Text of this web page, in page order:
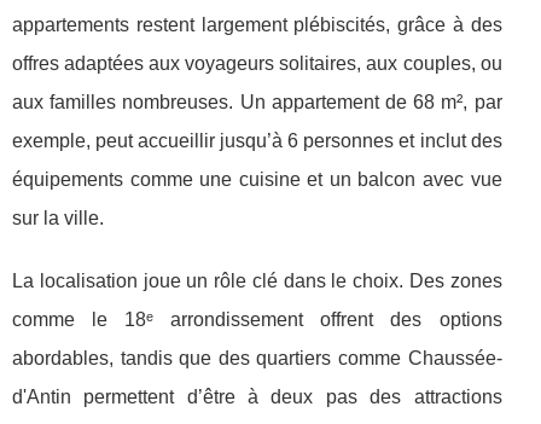
appartements restent largement plébiscités, grâce à des
offres adaptées aux voyageurs solitaires, aux couples, ou
aux familles nombreuses. Un appartement de 68 m², par
exemple, peut accueillir jusqu’à 6 personnes et inclut des
équipements comme une cuisine et un balcon avec vue
sur la ville.
La localisation joue un rôle clé dans le choix. Des zones
comme le 18ᵉ arrondissement offrent des options
abordables, tandis que des quartiers comme Chaussée-
d'Antin permettent d’être à deux pas des attractions